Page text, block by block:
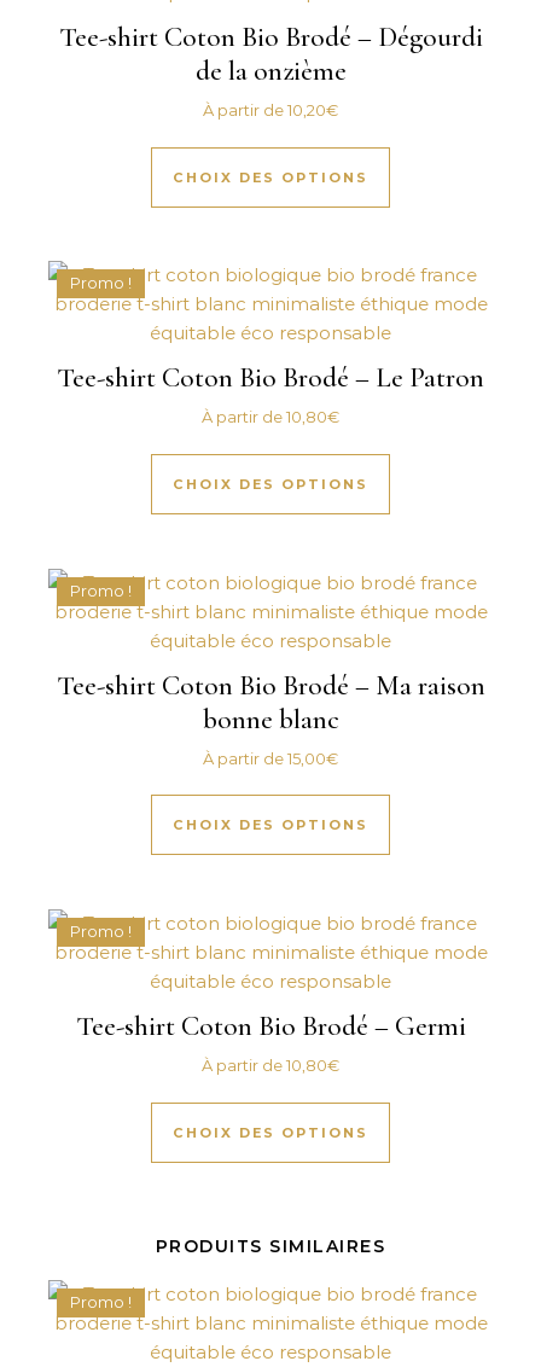
Tee-shirt Coton Bio Brodé – Dégourdi
de la onzième
À partir de10,20€
CHOIX DES OPTIONS
Ce produit a
Promo !
Tee-shirt Coton Bio Brodé – Le Patron
À partir de10,80€
CHOIX DES OPTIONS
Ce produit a
Promo !
Tee-shirt Coton Bio Brodé – Ma raison
bonne blanc
À partir de15,00€
CHOIX DES OPTIONS
Ce produit a
Promo !
Tee-shirt Coton Bio Brodé – Germi
À partir de10,80€
CHOIX DES OPTIONS
Ce produit a
PRODUITS SIMILAIRES
Promo !